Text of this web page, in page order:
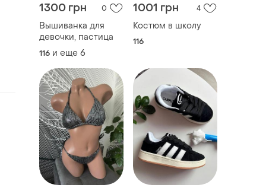
1300 грн 0
Вышиванка для
девочки, пастица
116 и еще 6
1001 грн 4
Костюм в школу
116